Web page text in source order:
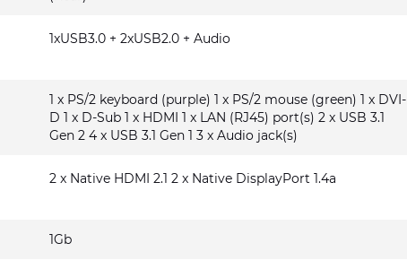
1xUSB3.0 + 2xUSB2.0 + Audio
1 x PS/2 keyboard (purple) 1 x PS/2 mouse (green) 1 x DVI-
D 1 x D-Sub 1 x HDMI 1 x LAN (RJ45) port(s) 2 x USB 3.1
Gen 2 4 x USB 3.1 Gen 1 3 x Audio jack(s)
2 x Native HDMI 2.1 2 x Native DisplayPort 1.4a
1Gb